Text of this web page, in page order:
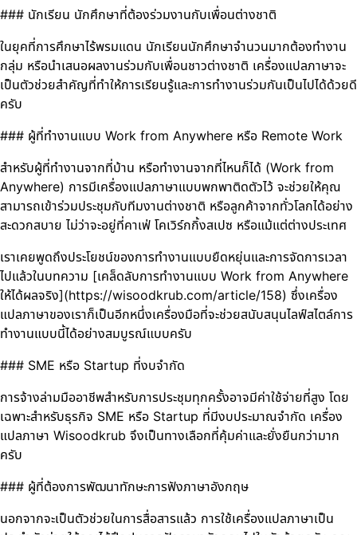
### นักเรียน นักศึกษาที่ต้องร่วมงานกับเพื่อนต่างชาติ
ในยุคที่การศึกษาไร้พรมแดน นักเรียนนักศึกษาจำนวนมากต้องทำงาน
กลุ่ม หรือนำเสนอผลงานร่วมกับเพื่อนชาวต่างชาติ เครื่องแปลภาษาจะ
เป็นตัวช่วยสำคัญที่ทำให้การเรียนรู้และการทำงานร่วมกันเป็นไปได้ด้วยดี
ครับ
### ผู้ที่ทำงานแบบ Work from Anywhere หรือ Remote Work
สำหรับผู้ที่ทำงานจากที่บ้าน หรือทำงานจากที่ไหนก็ได้ (Work from
Anywhere) การมีเครื่องแปลภาษาแบบพกพาติดตัวไว้ จะช่วยให้คุณ
สามารถเข้าร่วมประชุมกับทีมงานต่างชาติ หรือลูกค้าจากทั่วโลกได้อย่าง
สะดวกสบาย ไม่ว่าจะอยู่ที่คาเฟ่ โคเวิร์กกิ้งสเปซ หรือแม้แต่ต่างประเทศ
เราเคยพูดถึงประโยชน์ของการทำงานแบบยืดหยุ่นและการจัดการเวลา
ไปแล้วในบทความ [เคล็ดลับการทำงานแบบ Work from Anywhere
ให้ได้ผลจริง](https://wisoodkrub.com/article/158) ซึ่งเครื่อง
แปลภาษาของเราก็เป็นอีกหนึ่งเครื่องมือที่จะช่วยสนับสนุนไลฟ์สไตล์การ
ทำงานแบบนี้ได้อย่างสมบูรณ์แบบครับ
### SME หรือ Startup ที่งบจำกัด
การจ้างล่ามมืออาชีพสำหรับการประชุมทุกครั้งอาจมีค่าใช้จ่ายที่สูง โดย
เฉพาะสำหรับธุรกิจ SME หรือ Startup ที่มีงบประมาณจำกัด เครื่อง
แปลภาษา Wisoodkrub จึงเป็นทางเลือกที่คุ้มค่าและยั่งยืนกว่ามาก
ครับ
### ผู้ที่ต้องการพัฒนาทักษะการฟังภาษาอังกฤษ
นอกจากจะเป็นตัวช่วยในการสื่อสารแล้ว การใช้เครื่องแปลภาษาเป็น